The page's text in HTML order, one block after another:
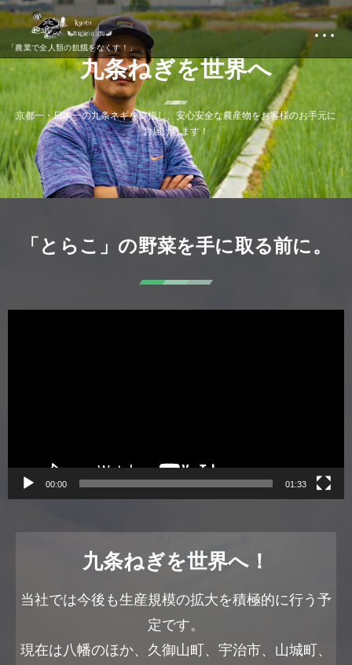
「農業で全人類の飢餓をなくす！」
…
九条ねぎを世界へ
京都一・日本一の九条ネギを目指し 、安心安全な農産物をお客様のお手元に
お届け しま す！
「とらこ」の野菜を手に取る前に。
00:00 01:33
九条ねぎを世界へ！
当社では今後も生産規模の拡大を積極的に行う予
定です。
現在は八幡のほか、久御山町、宇治市、山城町、